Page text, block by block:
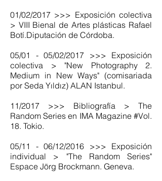
01/02/2017 >>> Exposición colectiva
> VIII Bienal de Artes plásticas Rafael
Botí.Diputación de Córdoba.
05/01 - 05/02/2017 >>> Exposición
colectiva > "New Photography 2.
Medium in New Ways" (comisariada
por Seda Yıldız) ALAN Istanbul.
11/2017 >>> Bibliografía > The
Random Series en IMA Magazine #Vol.
18. Tokio.
05/11 - 06/12/2016 >>> Exposición
individual > "The Random Series"
Espace Jörg Brockmann. Geneva.